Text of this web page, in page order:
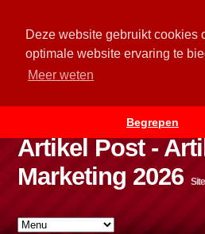
Deze website gebruikt cookies
optimale website ervaring te
Meer weten
Begrepen
Artikel Post -
Marketing 2026